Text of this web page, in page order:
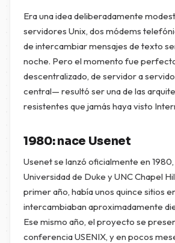
Era una idea deliberadamente
servidores Unix, dos módems
de intercambiar mensajes de texto
noche. Pero el momento fue
descentralizado, de servidor a
central— resultó ser una de las
resistentes que jamás haya visto
1980: nace Usenet
Usenet se lanzó oficialmente en
Universidad de Duke y UNC Chapel
primer año, había unos quince sitios
intercambiaban aproximadamente
Ese mismo año, el proyecto se
conferencia USENIX, y en pocos